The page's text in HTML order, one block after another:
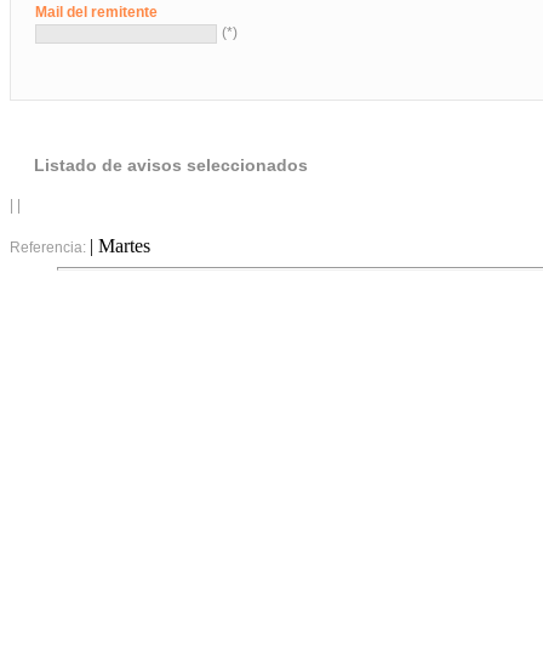
Mail del remitente
(*)
Listado de avisos seleccionados
Referencia: | Martes